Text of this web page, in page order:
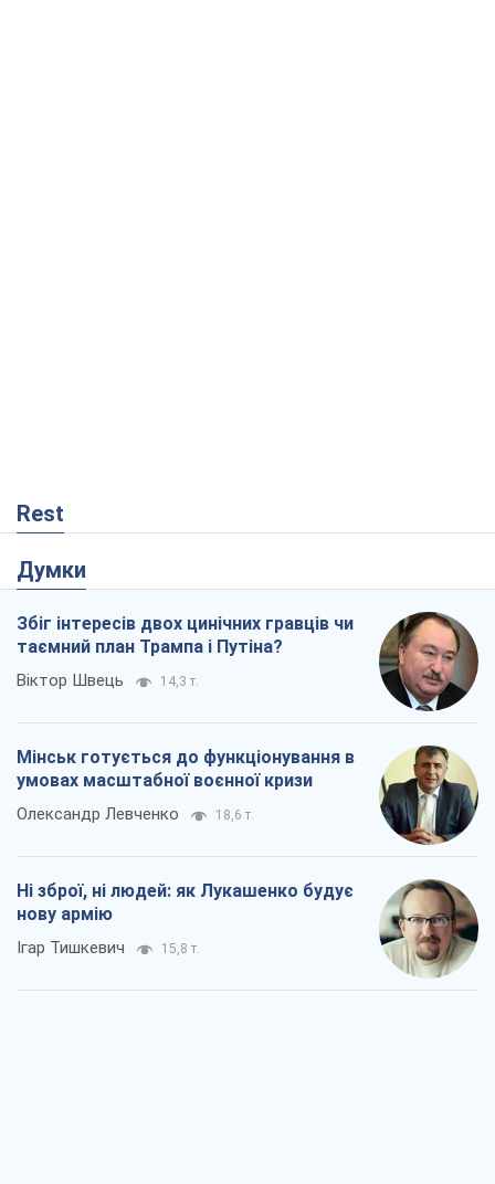
Rest
Думки
Збіг інтересів двох цинічних гравців чи
таємний план Трампа і Путіна?
Віктор Швець 14,3 т.
Мінськ готується до функціонування в
умовах масштабної воєнної кризи
Олександр Левченко 18,6 т.
Ні зброї, ні людей: як Лукашенко будує
нову армію
Ігар Тишкевич 15,8 т.